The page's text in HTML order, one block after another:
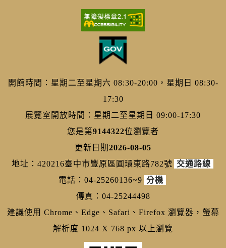
開館時間：星期二至星期六 08:30-20:00，星期日 08:30-
17:30
展覽室開放時間：星期二至星期日 09:00-17:30
您是第9144322位瀏覽者
更新日期2026-08-05
地址：420216臺中市豐原區圓環東路782號 交通路線
電話：04-25260136~9 分機
傳真：04-25244498
建議使用 Chrome、Edge、Safari、Firefox 瀏覽器，螢幕
解析度 1024 X 768 px 以上瀏覽